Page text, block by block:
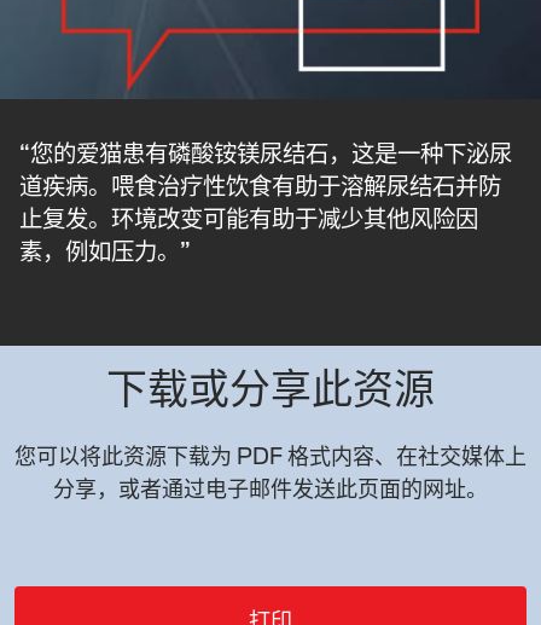
“您的爱猫患有磷酸铵镁尿结石，这是一种下泌尿
道疾病。喂食治疗性饮食有助于溶解尿结石并防
止复发。环境改变可能有助于减少其他风险因
素，例如压力。”
下载或分享此资源
您可以将此资源下载为 PDF 格式内容、在社交媒体上
分享，或者通过电子邮件发送此页面的网址。